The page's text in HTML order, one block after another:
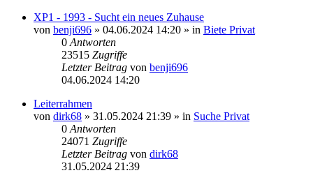
XP1 - 1993 - Sucht ein neues Zuhause
von benji696 » 04.06.2024 14:20 » in Biete Privat
0 Antworten
23515 Zugriffe
Letzter Beitrag von benji696
04.06.2024 14:20
Leiterrahmen
von dirk68 » 31.05.2024 21:39 » in Suche Privat
0 Antworten
24071 Zugriffe
Letzter Beitrag von dirk68
31.05.2024 21:39